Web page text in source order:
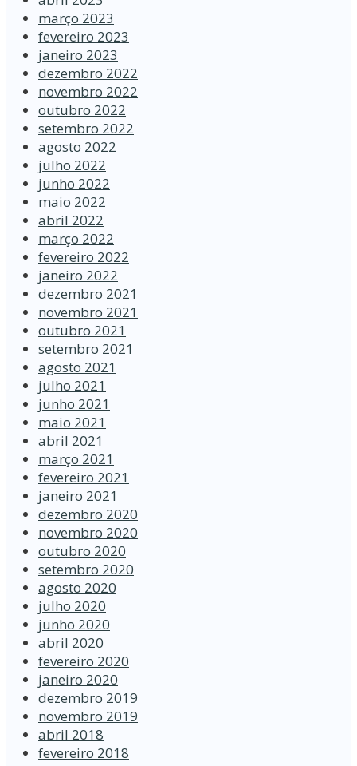
março 2023
fevereiro 2023
janeiro 2023
dezembro 2022
novembro 2022
outubro 2022
setembro 2022
agosto 2022
julho 2022
junho 2022
maio 2022
abril 2022
março 2022
fevereiro 2022
janeiro 2022
dezembro 2021
novembro 2021
outubro 2021
setembro 2021
agosto 2021
julho 2021
junho 2021
maio 2021
abril 2021
março 2021
fevereiro 2021
janeiro 2021
dezembro 2020
novembro 2020
outubro 2020
setembro 2020
agosto 2020
julho 2020
junho 2020
abril 2020
fevereiro 2020
janeiro 2020
dezembro 2019
novembro 2019
abril 2018
fevereiro 2018